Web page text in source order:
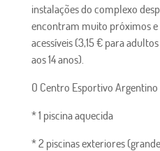
instalações do complexo
encontram muito próximos
acessíveis (3,15 € para
aos 14 anos).
O Centro Esportivo
* 1 piscina aquecida
* 2 piscinas exteriores